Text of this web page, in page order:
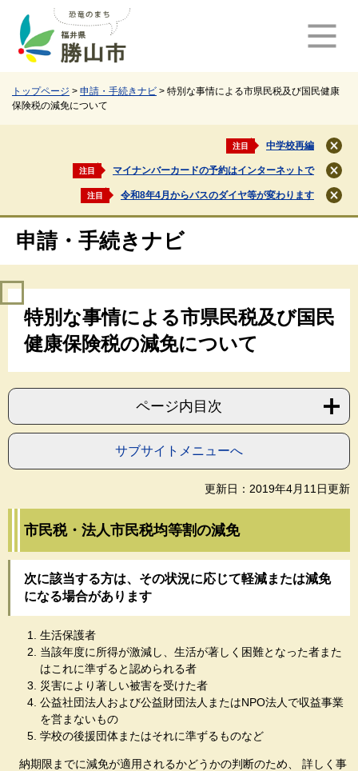
トップページ > 申請・手続きナビ > 特別な事情による市県民税及び国民健康
保険税の減免について
注目 中学校再編
閉
じ
る
注目 マイナンバーカードの予約はインターネットで
閉
じ
る
注目 令和8年4月からバスのダイヤ等が変わります
閉
じ
申請・手続きナビ
特別な事情による市県民税及び国民
健康保険税の減免について
ページ内目次
サブサイトメニューへ
更新日：2019年4月11日更新
市民税・法人市民税均等割の減免
次に該当する方は、その状況に応じて軽減または減免
になる場合があります
生活保護者
当該年度に所得が激減し、生活が著しく困難となった者また
はこれに準ずると認められる者
災害により著しい被害を受けた者
公益社団法人および公益財団法人またはNPO法人で収益事業
を営まないもの
学校の後援団体またはそれに準ずるものなど
納期限までに減免が適用されるかどうかの判断のため、 詳しく事